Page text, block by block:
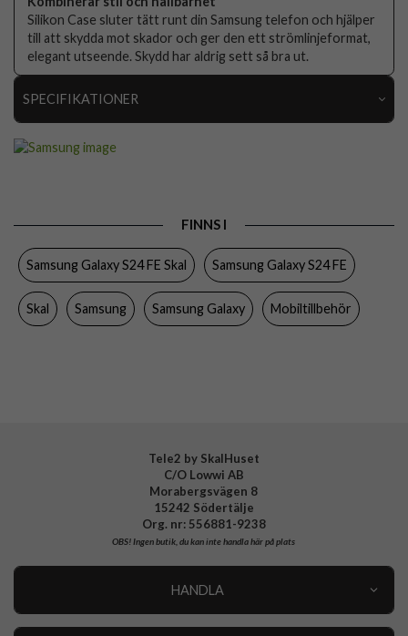
Silikon Case sluter tätt runt din Samsung telefon och hjälper
till att skydda mot skador och ger den ett strömlinjeformat,
elegant utseende. Skydd har aldrig sett så bra ut.
SPECIFIKATIONER
Greppvänlig, Trådlös laddning-kompatibel
Färg Svart
Material Silikon
Varumärke Samsung
FINNS I
Samsung Galaxy S24 FE Skal Samsung Galaxy S24 FE
Skal Samsung Samsung Galaxy Mobiltillbehör
Tele2 by SkalHuset
C/O Lowwi AB
Morabergsvägen 8
15242 Södertälje
Org. nr: 556881-9238
OBS!Ingen butik, du kan inte handla här på plats
HANDLA